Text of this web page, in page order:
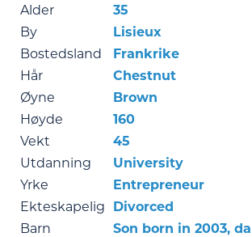
Alder
35
By
Lisieux
Bostedsland
Frankrike
Hår
Chestnut
Øyne
Brown
Høyde
160
Vekt
45
Utdanning
University
Yrke
Entrepreneur
Ekteskapelig
Divorced
Barn
Son born in 2003,